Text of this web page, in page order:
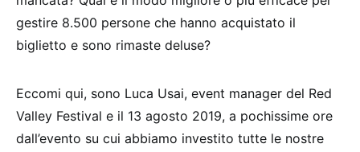
gestire 8.500 persone che hanno acquistato il
biglietto e sono rimaste deluse?
Eccomi qui, sono Luca Usai, event manager del Red
Valley Festival e il 13 agosto 2019, a pochissime ore
dall’evento su cui abbiamo investito tutte le nostre